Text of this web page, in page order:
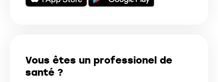
Vous êtes un professionel de
santé ?